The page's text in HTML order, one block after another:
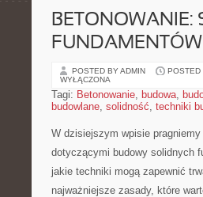
BETONOWANIE:
FUNDAMENTÓW
POSTED BY ADMIN POSTED
WYŁĄCZONA
Tagi: Betonowanie, budowa,
budowlane, solidność, techniki
W dzisiejszym wpisie
dotyczącymi budowy solidnych
jakie ⁣techniki mogą⁤ zapewnić
najważniejsze zasady, które